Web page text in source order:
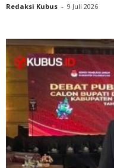
Redaksi Kubus - 9 Juli 2026